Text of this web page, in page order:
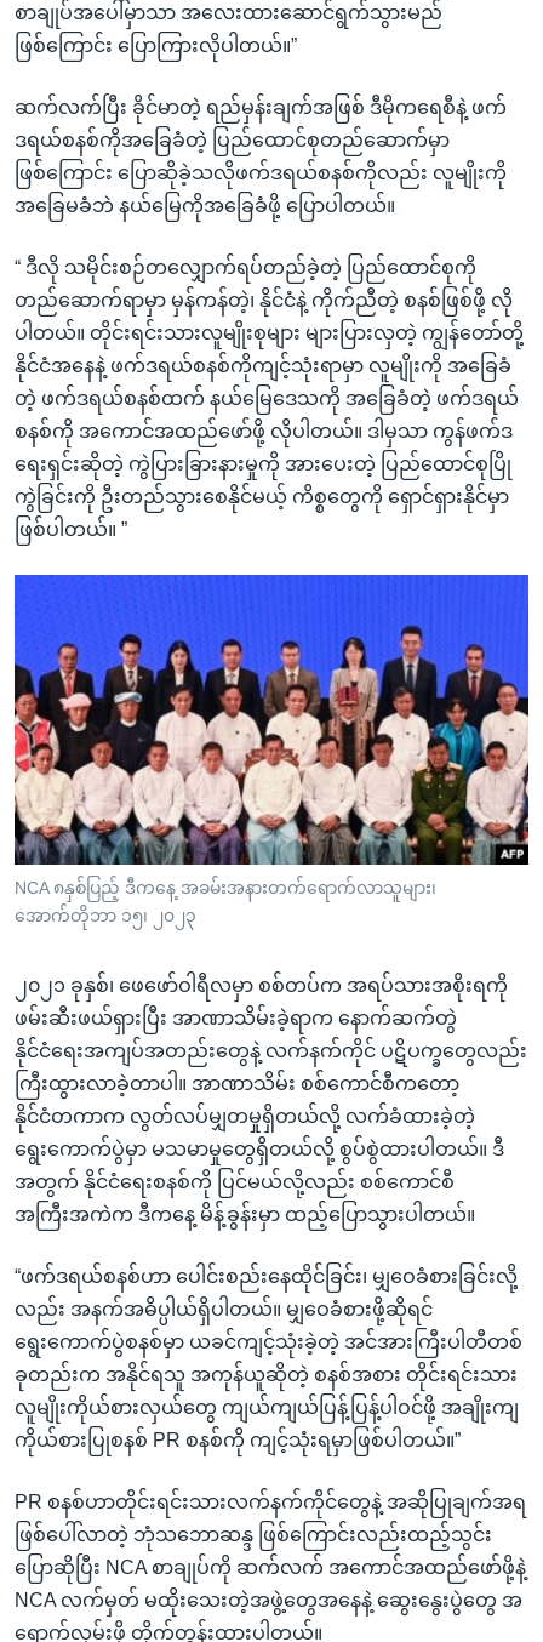
စာချုပ်အပေါ်မှာသာ အလေးထားဆောင်ရွက်သွားမည်
ဖြစ်ကြောင်း ပြောကြားလိုပါတယ်။”
ဆက်လက်ပြီး ခိုင်မာတဲ့ ရည်မှန်းချက်အဖြစ် ဒီမိုကရေစီနဲ့ ဖက်
ဒရယ်စနစ်ကိုအခြေခံတဲ့ ပြည်ထောင်စုတည်ဆောက်မှာ
ဖြစ်ကြောင်း ပြောဆိုခဲ့သလိုဖက်ဒရယ်စနစ်ကိုလည်း လူမျိုးကို
အခြေမခံဘဲ နယ်မြေကိုအခြေခံဖို့ ပြောပါတယ်။
“ ဒီလို သမိုင်းစဉ်တလျှောက်ရပ်တည်ခဲ့တဲ့ ပြည်ထောင်စုကို
တည်ဆောက်ရာမှာ မှန်ကန်တဲ့၊ နိုင်ငံနဲ့ ကိုက်ညီတဲ့ စနစ်ဖြစ်ဖို့ လို
ပါတယ်။ တိုင်းရင်းသားလူမျိုးစုများ များပြားလှတဲ့ ကျွန်တော်တို့
နိုင်ငံအနေနဲ့ ဖက်ဒရယ်စနစ်ကိုကျင့်သုံးရာမှာ လူမျိုးကို အခြေခံ
တဲ့ ဖက်ဒရယ်စနစ်ထက် နယ်မြေဒေသကို အခြေခံတဲ့ ဖက်ဒရယ်
စနစ်ကို အကောင်အထည်ဖော်ဖို့ လိုပါတယ်။ ဒါမှသာ ကွန်ဖက်ဒ
ရေးရှင်းဆိုတဲ့ ကွဲပြားခြားနားမှုကို အားပေးတဲ့ ပြည်ထောင်စုပြို
ကွဲခြင်းကို ဦးတည်သွားစေနိုင်မယ့် ကိစ္စတွေကို ရှောင်ရှားနိုင်မှာ
ဖြစ်ပါတယ်။ ”
NCA ၈နှစ်ပြည့် ဒီကနေ့ အခမ်းအနားတက်ရောက်လာသူများ၊
အောက်တိုဘာ ၁၅၊ ၂၀၂၃
၂၀၂၁ ခုနှစ်၊ ဖေဖော်ဝါရီလမှာ စစ်တပ်က အရပ်သားအစိုးရကို
ဖမ်းဆီးဖယ်ရှားပြီး အာဏာသိမ်းခဲ့ရာက နောက်ဆက်တွဲ
နိုင်ငံရေးအကျပ်အတည်းတွေနဲ့ လက်နက်ကိုင် ပဋိပက္ခတွေလည်း
ကြီးထွားလာခဲ့တာပါ။ အာဏာသိမ်း စစ်ကောင်စီကတော့
နိုင်ငံတကာက လွတ်လပ်မျှတမှုရှိတယ်လို့ လက်ခံထားခဲ့တဲ့
ရွေးကောက်ပွဲမှာ မသမာမှုတွေရှိတယ်လို့ စွပ်စွဲထားပါတယ်။ ဒီ
အတွက် နိုင်ငံရေးစနစ်ကို ပြင်မယ်လို့လည်း စစ်ကောင်စီ
အကြီးအကဲက ဒီကနေ့ မိန့်ခွန်းမှာ ထည့်ပြောသွားပါတယ်။
“ဖက်ဒရယ်စနစ်ဟာ ပေါင်းစည်းနေထိုင်ခြင်း၊ မျှဝေခံစားခြင်းလို့
လည်း အနက်အဓိပ္ပါယ်ရှိပါတယ်။ မျှဝေခံစားဖို့ဆိုရင်
ရွေးကောက်ပွဲစနစ်မှာ ယခင်ကျင့်သုံးခဲ့တဲ့ အင်အားကြီးပါတီတစ်
ခုတည်းက အနိုင်ရသူ အကုန်ယူဆိုတဲ့ စနစ်အစား တိုင်းရင်းသား
လူမျိုးကိုယ်စားလှယ်တွေ ကျယ်ကျယ်ပြန့်ပြန့်ပါဝင်ဖို့ အချိုးကျ
ကိုယ်စားပြုစနစ် PR စနစ်ကို ကျင့်သုံးရမှာဖြစ်ပါတယ်။”
PR စနစ်ဟာတိုင်းရင်းသားလက်နက်ကိုင်တွေနဲ့ အဆိုပြုချက်အရ
ဖြစ်ပေါ်လာတဲ့ ဘုံသဘောဆန္ဒ ဖြစ်ကြောင်းလည်းထည့်သွင်း
ပြောဆိုပြီး NCA စာချုပ်ကို ဆက်လက် အကောင်အထည်ဖော်ဖို့နဲ့
NCA လက်မှတ် မထိုးသေးတဲ့အဖွဲ့တွေအနေနဲ့ ဆွေးနွေးပွဲတွေ အ
ရောက်လှမ်းဖို့ တိုက်တွန်းထားပါတယ်။